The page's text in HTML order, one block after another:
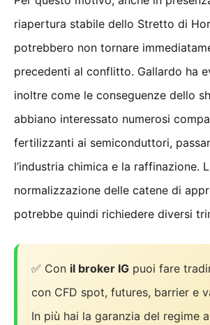
riapertura stabile dello Stretto di
potrebbero non tornare
precedenti al conflitto. Gallardo ha
inoltre come le conseguenze dello
abbiano interessato numerosi
fertilizzanti ai semiconduttori,
l’industria chimica e la raffinazione.
normalizzazione delle catene di
potrebbe quindi richiedere diversi
✅ Con il broker IG puoi fare
con CFD spot, futures, barrier e
In più hai la garanzia del regime